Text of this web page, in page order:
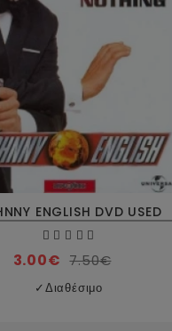
ENGLISH DVD USED
3.00€ 7.50€
✓Διαθέσιμο